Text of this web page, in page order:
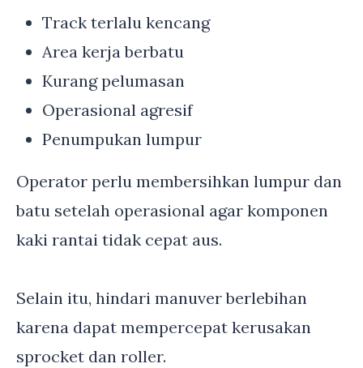
Track terlalu kencang
Area kerja berbatu
Kurang pelumasan
Operasional agresif
Penumpukan lumpur
Operator perlu membersihkan lumpur dan
batu setelah operasional agar komponen
kaki rantai tidak cepat aus.
Selain itu, hindari manuver berlebihan
karena dapat mempercepat kerusakan
sprocket dan roller.